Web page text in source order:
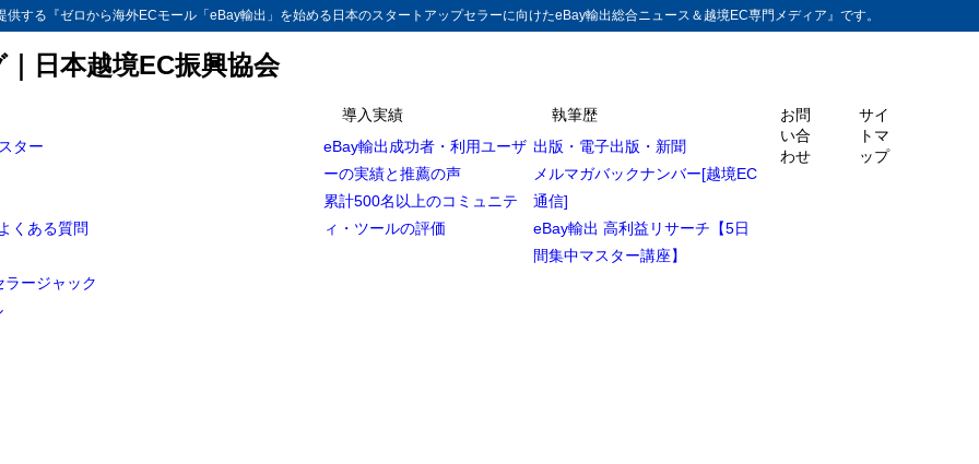
する『ゼロから海外ECモール「eBay輸出」を始める日本のスタートアップセラーに向けたeBay輸出総合ニュース＆越境EC専門メディア』です。
日本越境EC振興協会
ター
くある質問
ラージャック
導入実績
eBay輸出成功者・利用ユーザ
ーの実績と推薦の声
累計500名以上のコミュニテ
ィ・ツールの評価
執筆歴
出版・電子出版・新聞
メルマガバックナンバー[越境EC
通信]
eBay輸出 高利益リサーチ【5日
間集中マスター講座】
お問
い合
わせ
サイ
トマ
ップ